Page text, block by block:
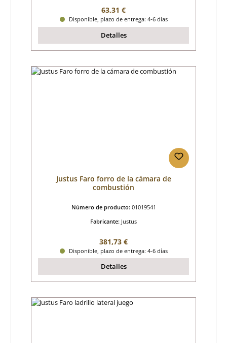
Precio normal:
63,31 €
Disponible, plazo de entrega: 4-6 días
Detalles
Justus Faro forro de la cámara de
combustión
Número de producto: 01019541
Fabricante: Justus
Precio normal:
381,73 €
Disponible, plazo de entrega: 4-6 días
Detalles